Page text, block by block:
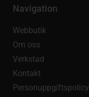
Navigation
Webbutik
Om oss
Verkstad
Kontakt
Personuppgiftspolicy